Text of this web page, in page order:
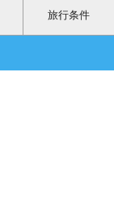
旅行条件